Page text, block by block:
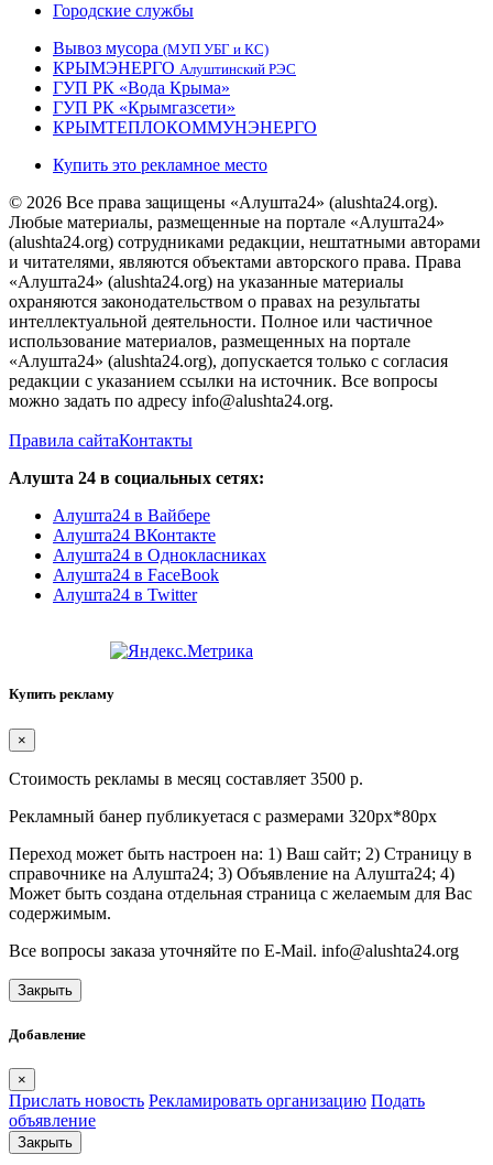
Городские службы
Вывоз мусора (МУП УБГ и КС)
КРЫМЭНЕРГО Алуштинский РЭС
ГУП РК «Вода Крыма»
ГУП РК «Крымгазсети»
КРЫМТЕПЛОКОММУНЭНЕРГО
Купить это рекламное место
© 2026 Все права защищены «Алушта24» (alushta24.org).
Любые материалы, размещенные на портале «Алушта24»
(alushta24.org) сотрудниками редакции, нештатными авторами
и читателями, являются объектами авторского права. Права
«Алушта24» (alushta24.org) на указанные материалы
охраняются законодательством о правах на результаты
интеллектуальной деятельности. Полное или частичное
использование материалов, размещенных на портале
«Алушта24» (alushta24.org), допускается только с согласия
редакции с указанием ссылки на источник. Все вопросы
можно задать по адресу info@alushta24.org.
Правила сайтаКонтакты
Алушта 24 в социальных сетях:
Алушта24 в Вайбере
Алушта24 ВКонтакте
Алушта24 в Однокласниках
Алушта24 в FaceBook
Алушта24 в Twitter
Купить рекламу
×
Стоимость рекламы в месяц составляет 3500 р.
Рекламный банер публикуетася с размерами 320px*80px
Переход может быть настроен на: 1) Ваш сайт; 2) Страницу в
справочнике на Алушта24; 3) Объявление на Алушта24; 4)
Может быть создана отдельная страница с желаемым для Вас
содержимым.
Все вопросы заказа уточняйте по E-Mail. info@alushta24.org
Закрыть
Добавление
×
Прислать новость Рекламировать организацию Подать
объявление
Закрыть